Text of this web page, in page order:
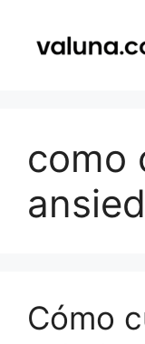
contenido
como
Cómo